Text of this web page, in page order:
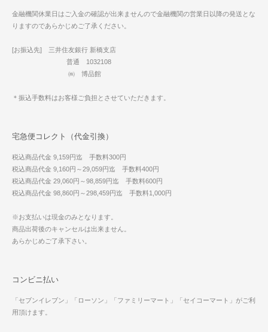
金融機関休業日はご入金の確認が出来ませんので金融機関の営業日以降の発送とな
りますのであらかじめご了承ください。
[お振込先] 三井住友銀行 新橋支店
普通 1032108
㈱ 博品館
＊振込手数料はお客様ご負担とさせていただきます。
宅急便コレクト（代金引換）
税込商品代金 9,159円迄 手数料300円
税込商品代金 9,160円～29,059円迄 手数料400円
税込商品代金 29,060円～98,859円迄 手数料600円
税込商品代金 98,860円～298,459円迄 手数料1,000円
※お支払いは現金のみとなります。
商品出荷後のキャンセルは出来ません。
あらかじめご了承下さい。
コンビニ払い
「セブンイレブン」「ローソン」「ファミリーマート」「セイコーマート」がご利
用頂けます。